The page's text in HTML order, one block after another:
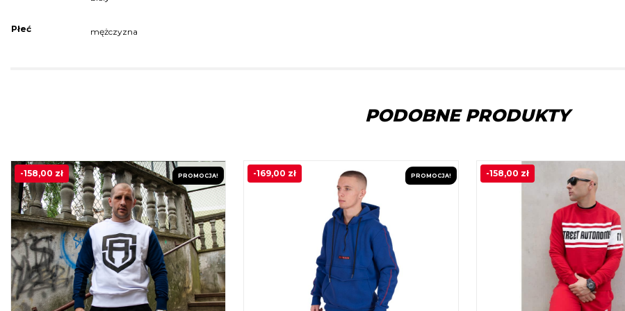
Płeć mężczyzna
PODOBNE PRODUKTY
PROMOCJA!
-158,00 zł PROMOCJA!
-169,00 zł -158,00 zł